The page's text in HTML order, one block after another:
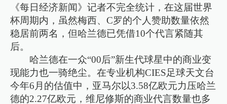
《每日经济新闻》记者不完全统计，在这届世界
杯周期内，虽然梅西、C罗的个人赞助数量依然
稳居前两名，但哈兰德已凭借10个代言紧随其
后。
哈兰德在一众“00后”新生代球星中的商业变
现能力也一骑绝尘。在专业机构CIES足球天文台
今年6月的估值中，亚马尔以3.58亿欧元力压哈兰
德的2.27亿欧元，维尼修斯的商业代言数量也多